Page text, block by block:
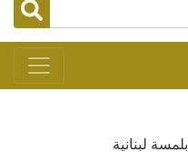
لبنانية